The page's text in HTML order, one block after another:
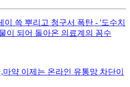
이 쓱 뿌리고 청구서 폭탄 - '도수치
이 되어 돌아온 의료계의 꼼수
약 이제는 온라인 유통망 차단이